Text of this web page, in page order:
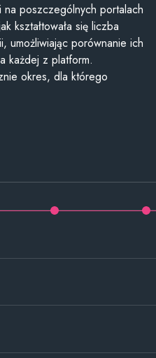
poszczególnych portalach
kształtowała się liczba
umożliwiając porównanie ich
każdej z platform.
okres, dla którego